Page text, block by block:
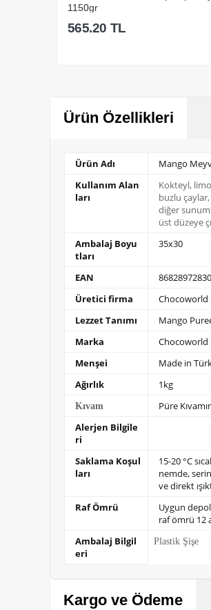
1150gr
565.20 TL
Ürün Özellikleri
Ürün Adı
Mango
Kullanım Alan
ları
Kokteyl,
buzlu çaylar,
diğer
üst düzeye
Ambalaj Boyu
tları
35x30
EAN
Üretici firma
Chocoworld
Lezzet Tanımı
Mango
Marka
Chocoworld
Menşei
Made in
Ağırlık
1kg
Kıvam
Püre
Alerjen Bilgile
ri
Saklama Koşul
ları
15-20 °C
nemde,
ve direkt
Raf Ömrü
Uygun
raf ömrü 12
Ambalaj Bilgil
eri
Plastik Şişe
Kargo ve Ödeme